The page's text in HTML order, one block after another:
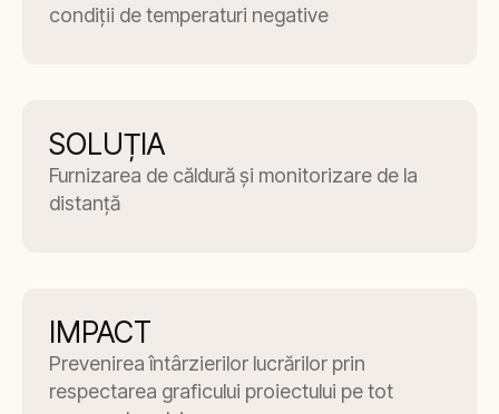
condiții de temperaturi negative
SOLUȚIA
Furnizarea de căldură și monitorizare de la
distanță
IMPACT
Prevenirea întârzierilor lucrărilor prin
respectarea graficului proiectului pe tot